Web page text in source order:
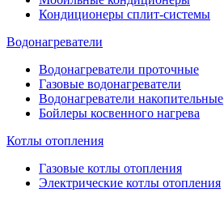
Кондиционеры сплит-системы
Водонагреватели
Водонагреватели проточные
Газовые водонагреватели
Водонагреватели накопительные
Бойлеры косвенного нагрева
Котлы отопления
Газовые котлы отопления
Электрические котлы отопления